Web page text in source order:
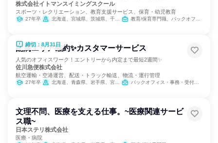
株式会社イトマンスイミングスクール
スポーツ・レクリエーション、教育支援サービス、保育・幼児教育
27年卒 北海道、宮城県、茨城県、千葉県、東京都、神奈川県、静岡県、愛知県、三重県、京都府、大阪府、兵庫県、奈良県、福岡県 教育/保育専門職、バックオフィス・事務・受付
締切：8月31日
配属エリア確約✨カスタマーサービス
人気のオフィスワーク！エントリーから内定まで最短2週間✨
佐川急便株式会社
航空運輸・空港運営、配送・トラック輸送、物流・運行管理
27年卒 北海道、青森県、岩手県、宮城県、秋田県、山形県、福島県、茨城県、栃木県、群馬県、埼玉県、千葉県、東京都、神奈川県、新潟県、富山県、石川県、福井県、山梨県、長野県、岐阜県、静岡県、愛知県、三重県、滋賀県、京都府、大阪府、兵庫県、奈良県、和歌山県、鳥取県、島根県、岡山県、広島県、山口県、徳島県、香川県、愛媛県、高知県、福岡県、佐賀県、長崎県、熊本県、大分県、宮崎県、鹿児島県、沖縄県 バックオフィス・事務・受付、交通/運輸、SCM/生産管理/購買/物流
文理不問、医療を支える仕事。~医療関連サービ
ス職~
日本ステリ株式会社
医療・病院